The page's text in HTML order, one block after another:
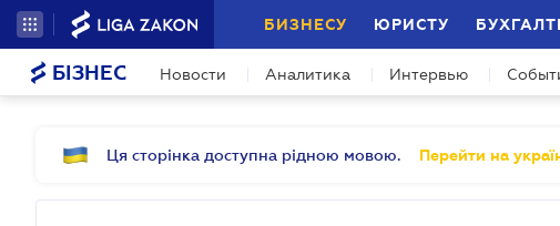
БИЗНЕСУ ЮРИСТУ
БІЗНЕС Новости Аналитика Интервью
Ця сторінка доступна рідною мовою. Перейти на